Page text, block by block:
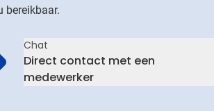
bereikbaar.
Chat
Direct contact met een
medewerker